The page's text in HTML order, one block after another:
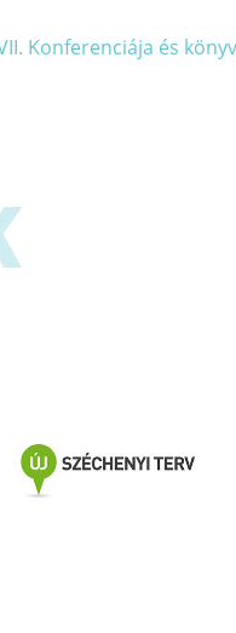
Konferenciája és